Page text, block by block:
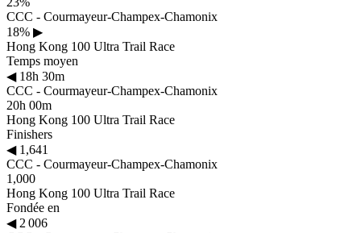
CCC - Courmayeur-Champex-Chamonix
18% ▶
Hong Kong 100 Ultra Trail Race
Temps moyen
◀18h 30m
CCC - Courmayeur-Champex-Chamonix
20h 00m
Hong Kong 100 Ultra Trail Race
Finishers
◀1,641
CCC - Courmayeur-Champex-Chamonix
1,000
Hong Kong 100 Ultra Trail Race
Fondée en
◀2 006